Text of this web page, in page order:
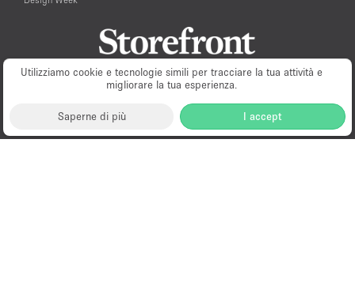
Utilizziamo cookie e tecnologie simili per tracciare la tua attività e
migliorare la tua esperienza.
Saperne di più I accept